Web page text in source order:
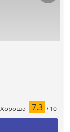
Хорошо 7.3 / 10